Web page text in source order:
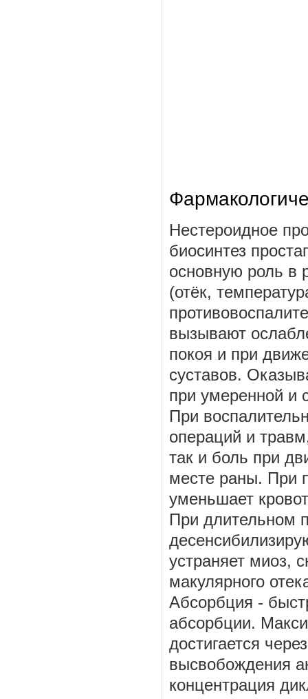
Нестероидное
биосинтез
основную роль в
(отёк,
вызывают
покоя и при
суставов.
при умеренной и
При
операций и
так и боль при
месте раны. При
уменьшает
При длительном
устраняет миоз,
макулярного
Абсорбция -
абсорбции.
достигается
высвобождения
концентрация